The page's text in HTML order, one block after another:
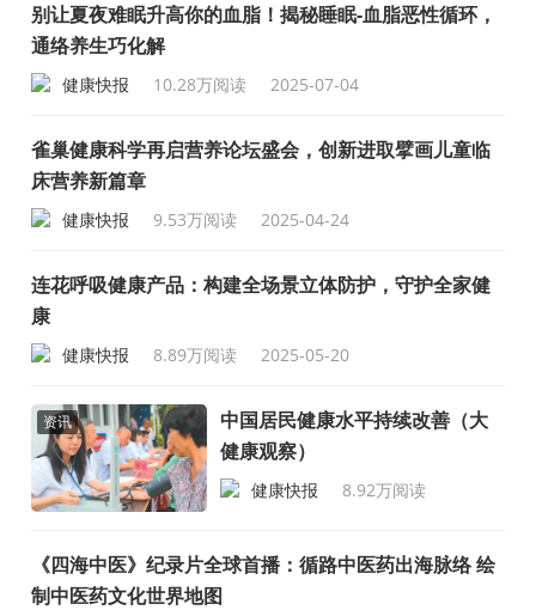
别让夏夜难眠升高你的血脂！揭秘睡眠-血脂恶性循环，
通络养生巧化解
健康快报 10.28万阅读 2025-07-04
雀巢健康科学再启营养论坛盛会，创新进取擘画儿童临
床营养新篇章
健康快报 9.53万阅读 2025-04-24
连花呼吸健康产品：构建全场景立体防护，守护全家健
康
健康快报 8.89万阅读 2025-05-20
资讯
中国居民健康水平持续改善（大
健康观察）
健康快报
8.92万阅读
《四海中医》纪录片全球首播：循路中医药出海脉络 绘
制中医药文化世界地图